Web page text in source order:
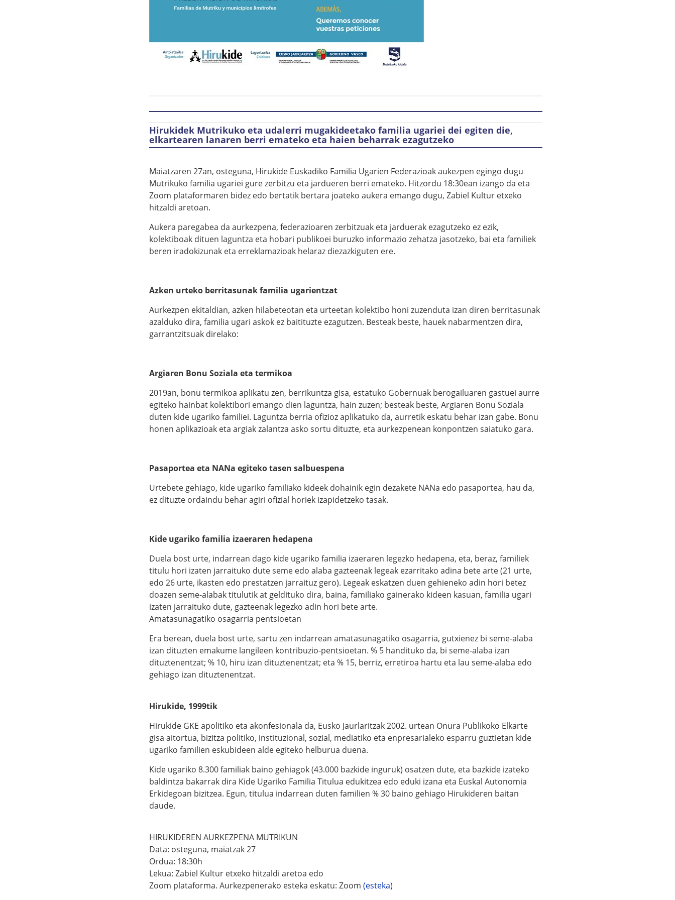
Hirukidek Mutrikuko eta udalerri mugakideetako familia ugariei dei egiten die,
elkartearen lanaren berri emateko eta haien beharrak ezagutzeko
Maiatzaren 27an, osteguna, Hirukide Euskadiko Familia Ugarien Federazioak aukezpen egingo dugu
Mutrikuko familia ugariei gure zerbitzu eta jardueren berri emateko. Hitzordu 18:30ean izango da eta
Zoom plataformaren bidez edo bertatik bertara joateko aukera emango dugu, Zabiel Kultur etxeko
hitzaldi aretoan.
Aukera paregabea da aurkezpena, federazioaren zerbitzuak eta jarduerak ezagutzeko ez ezik,
kolektiboak dituen laguntza eta hobari publikoei buruzko informazio zehatza jasotzeko, bai eta familiek
beren iradokizunak eta erreklamazioak helaraz diezazkiguten ere.
Azken urteko berritasunak familia ugarientzat
Aurkezpen ekitaldian, azken hilabeteotan eta urteetan kolektibo honi zuzenduta izan diren berritasunak
azalduko dira, familia ugari askok ez baitituzte ezagutzen. Besteak beste, hauek nabarmentzen dira,
garrantzitsuak direlako:
Argiaren Bonu Soziala eta termikoa
2019an, bonu termikoa aplikatu zen, berrikuntza gisa, estatuko Gobernuak berogailuaren gastuei aurre
egiteko hainbat kolektibori emango dien laguntza, hain zuzen; besteak beste, Argiaren Bonu Soziala
duten kide ugariko familiei. Laguntza berria ofizioz aplikatuko da, aurretik eskatu behar izan gabe. Bonu
honen aplikazioak eta argiak zalantza asko sortu dituzte, eta aurkezpenean konpontzen saiatuko gara.
Pasaportea eta NANa egiteko tasen salbuespena
Urtebete gehiago, kide ugariko familiako kideek dohainik egin dezakete NANa edo pasaportea, hau da,
ez dituzte ordaindu behar agiri ofizial horiek izapidetzeko tasak.
Kide ugariko familia izaeraren hedapena
Duela bost urte, indarrean dago kide ugariko familia izaeraren legezko hedapena, eta, beraz, familiek
titulu hori izaten jarraituko dute seme edo alaba gazteenak legeak ezarritako adina bete arte (21 urte,
edo 26 urte, ikasten edo prestatzen jarraituz gero). Legeak eskatzen duen gehieneko adin hori betez
doazen seme-alabak titulutik at geldituko dira, baina, familiako gainerako kideen kasuan, familia ugari
izaten jarraituko dute, gazteenak legezko adin hori bete arte.
Amatasunagatiko osagarria pentsioetan
Era berean, duela bost urte, sartu zen indarrean amatasunagatiko osagarria, gutxienez bi seme-alaba
izan dituzten emakume langileen kontribuzio-pentsioetan. % 5 handituko da, bi seme-alaba izan
dituztenentzat; % 10, hiru izan dituztenentzat; eta % 15, berriz, erretiroa hartu eta lau seme-alaba edo
gehiago izan dituztenentzat.
Hirukide, 1999tik
Hirukide GKE apolitiko eta akonfesionala da, Eusko Jaurlaritzak 2002. urtean Onura Publikoko Elkarte
gisa aitortua, bizitza politiko, instituzional, sozial, mediatiko eta enpresarialeko esparru guztietan kide
ugariko familien eskubideen alde egiteko helburua duena.
Kide ugariko 8.300 familiak baino gehiagok (43.000 bazkide inguruk) osatzen dute, eta bazkide izateko
baldintza bakarrak dira Kide Ugariko Familia Titulua edukitzea edo eduki izana eta Euskal Autonomia
Erkidegoan bizitzea. Egun, titulua indarrean duten familien % 30 baino gehiago Hirukideren baitan
daude.
HIRUKIDEREN AURKEZPENA MUTRIKUN
Data: osteguna, maiatzak 27
Ordua: 18:30h
Lekua: Zabiel Kultur etxeko hitzaldi aretoa edo
Zoom plataforma. Aurkezpenerako esteka eskatu: Zoom (esteka)